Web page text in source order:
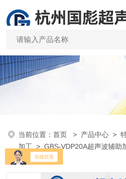
当前位置：首页 > 产品中心 >
加工 > GBS-VDP20A超声波辅助